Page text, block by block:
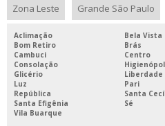
FORNECEDOR DE TUBO RETANGULAR
FORNECEDOR DE VIGA I
FORNECEDOR DE VIGA U
FORNECEDOR VIGA W
FORNECEDORES DE PERFIL W
FORNECEDORES DE TUBOS QUADRADOS
Zona Leste
Grande São Paulo
Aclimação
Bela Vista
Bom Retiro
Brás
Cambuci
Centro
Consolação
Glicério
Liberdade
Luz
Pari
República
Santa
Santa Efigênia
Sé
Vila Buarque